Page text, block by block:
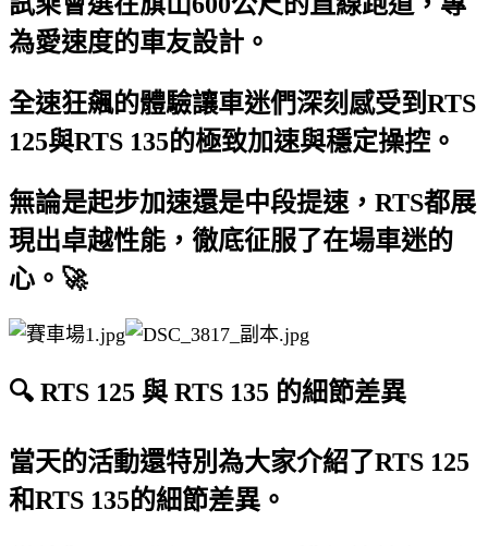
為愛速度的車友設計。
全速狂飆的體驗讓車迷們深刻感受到RTS
125與RTS 135的極致加速與穩定操控。
無論是起步加速還是中段提速，RTS都展
現出卓越性能，徹底征服了在場車迷的
心。🚀
🔍 RTS 125 與 RTS 135 的細節差異
當天的活動還特別為大家介紹了RTS 125
和RTS 135的細節差異。